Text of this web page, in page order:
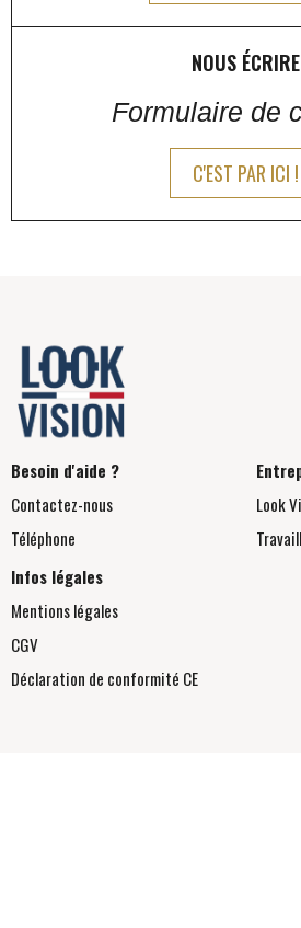
NOUS ÉCRIRE
Formulaire de
C'EST PAR ICI !
Besoin d'aide ?
Contactez-nous
Téléphone
Look
Infos légales
Mentions légales
CGV
Déclaration de conformité CE